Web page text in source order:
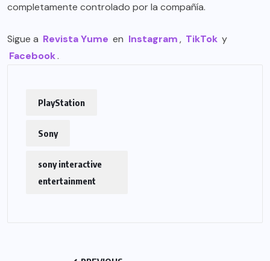
completamente controlado por la compañía.
Sigue a Revista Yume en Instagram, TikTok y
Facebook.
PlayStation
Sony
sony interactive
entertainment